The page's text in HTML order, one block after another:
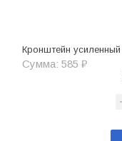
Кронштейн
Сумма: 585 ₽